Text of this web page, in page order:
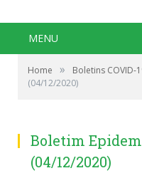
MENU
Home » Boletins COVID-
(04/12/2020)
Boletim
(04/12/2020)